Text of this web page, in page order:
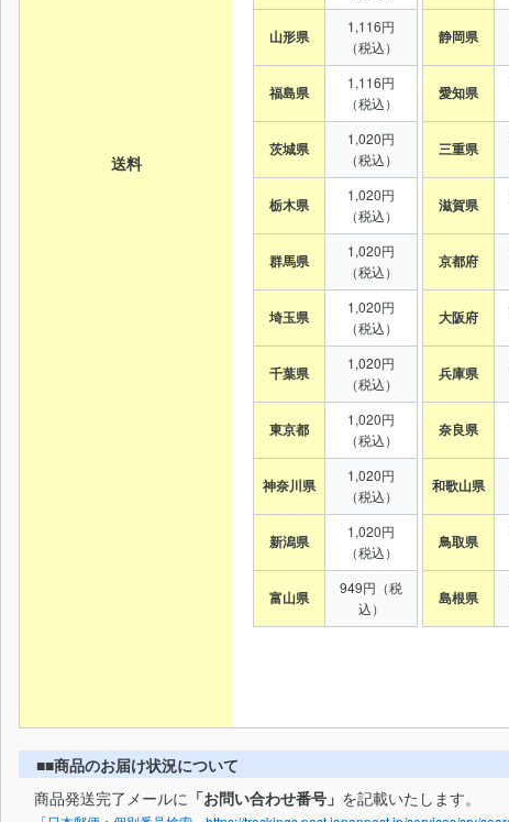
送料
山形県
1,116円
（税込）
福島県
1,116円
（税込）
茨城県
1,020円
（税込）
栃木県
1,020円
（税込）
群馬県
1,020円
（税込）
埼玉県
1,020円
（税込）
千葉県
1,020円
（税込）
東京都
1,020円
（税込）
神奈川県
1,020円
（税込）
新潟県
1,020円
（税込）
富山県
949円（税
込）
静岡県
愛知県
三重県
滋賀県
京都府
大阪府
兵庫県
奈良県
和歌山県
鳥取県
島根県
■■商品のお届け状況について
商品発送完了メールに 「お問い合わせ番号」 を記載いたします。